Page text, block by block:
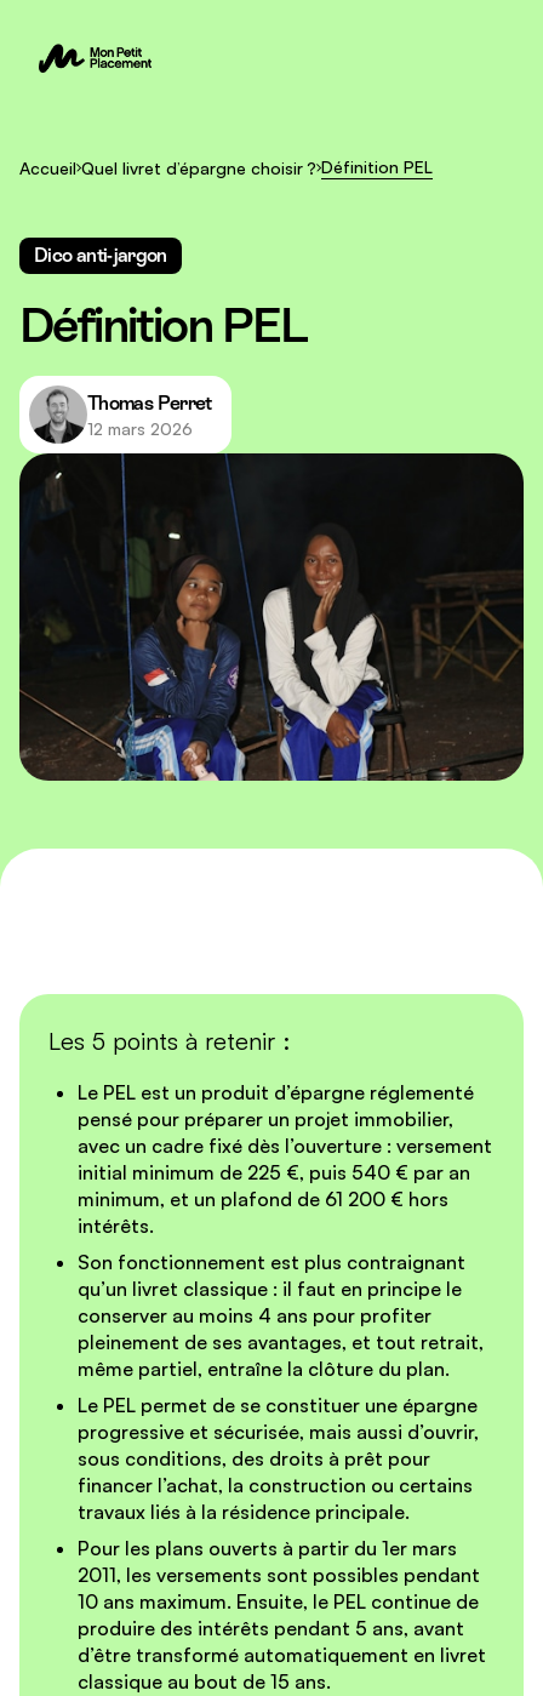
Accueil Quel livret d’épargne choisir ? Définition PEL
Dico anti-jargon
Définition PEL
Thomas Perret
12 mars 2026
Les 5 points à retenir :
Le PEL est un produit d’épargne réglementé
pensé pour préparer un projet immobilier,
avec un cadre fixé dès l’ouverture : versement
initial minimum de 225 €, puis 540 € par an
minimum, et un plafond de 61 200 € hors
intérêts.
Son fonctionnement est plus contraignant
qu’un livret classique : il faut en principe le
conserver au moins 4 ans pour profiter
pleinement de ses avantages, et tout retrait,
même partiel, entraîne la clôture du plan.
Le PEL permet de se constituer une épargne
progressive et sécurisée, mais aussi d’ouvrir,
sous conditions, des droits à prêt pour
financer l’achat, la construction ou certains
travaux liés à la résidence principale.
Pour les plans ouverts à partir du 1er mars
2011, les versements sont possibles pendant
10 ans maximum. Ensuite, le PEL continue de
produire des intérêts pendant 5 ans, avant
d’être transformé automatiquement en livret
classique au bout de 15 ans.